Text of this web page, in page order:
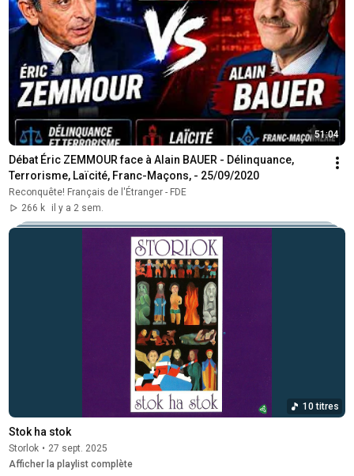
51:04
Débat Éric ZEMMOUR face à Alain BAUER - Délinquance,
Terrorisme, Laïcité, Franc-Maçons, - 25/09/2020
Reconquête! Français de l'Étranger - FDE
266 k
il y a 2 sem.
10 titres
Stok ha stok
Storlok • 27 sept. 2025
Afficher la playlist complète